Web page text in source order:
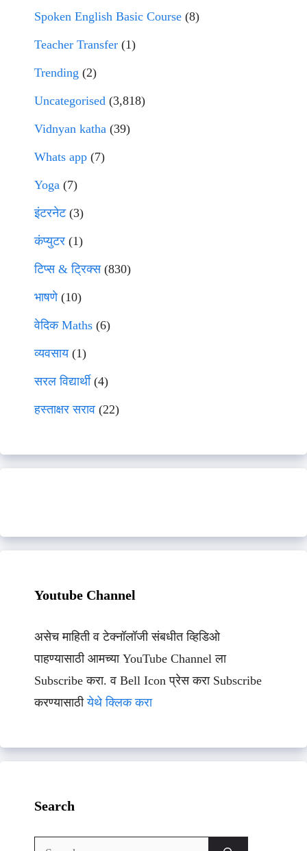
Spoken English Basic Course (8)
Teacher Transfer (1)
Trending (2)
Uncategorised (3,818)
Vidnyan katha (39)
Whats app (7)
Yoga (7)
इंटरनेट(3)
कंप्युटर (1)
टिप्स & ट्रिक्स(830)
भाषणे(10)
वेदिक Maths (6)
व्यवसाय(1)
सरल विद्यार्थी(4)
हस्ताक्षर सराव (22)
Youtube Channel
असेच माहिती व टेक्नॉलॉजी संबधीत व्हिडिओ
पाहण्यासाठी आमच्या YouTube Channel ला
Subscribe करा. व Bell Icon प्रेस करा Subscribe
करण्यासाठीयेथे क्लिक करा
Search
Search